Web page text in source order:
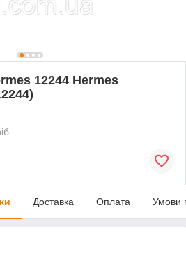
12244 Hermes
Доставка Оплата Умови